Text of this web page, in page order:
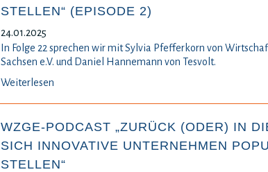
STELLEN“ (EPISODE 2)
24.01.2025
In Folge 22 sprechen wir mit Sylvia Pfefferkorn von
Sachsen e.V. und Daniel Hannemann von Tesvolt.
Weiterlesen
WZGE-PODCAST „ZURÜCK (ODER) IN
SICH INNOVATIVE UNTERNEHMEN
STELLEN“